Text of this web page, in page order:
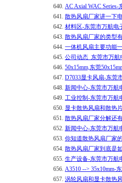
640. AC Axial WAC
641. 散热风扇厂家讲一下
642. 材料区-东莞市万航电
643. 散热风扇厂家的类型
644. 一体机风扇主要功能
645. 公司动态_东莞市万
646. 50x15mm,东莞
647. D7033显卡风扇-东莞
648. 新闻中心-东莞市万航
649. 工业控制-东莞市万航
650. 显卡散热风扇和散热
651. 散热风扇厂家分解还
652. 新闻中心-东莞市万航
653. 你知道散热风扇厂家
654. 散热风扇厂家到底是
655. 生产设备-东莞市万航
656. A3510 --> 35x10mm-
657. 涡轮风扇和显卡散热